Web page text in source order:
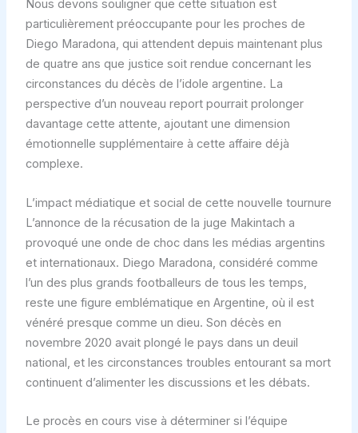
Nous devons souligner que cette situation est
particulièrement préoccupante pour les proches de
Diego Maradona, qui attendent depuis maintenant plus
de quatre ans que justice soit rendue concernant les
circonstances du décès de l’idole argentine. La
perspective d’un nouveau report pourrait prolonger
davantage cette attente, ajoutant une dimension
émotionnelle supplémentaire à cette affaire déjà
complexe.
L’impact médiatique et social de cette nouvelle tournure
L’annonce de la récusation de la juge Makintach a
provoqué une onde de choc dans les médias argentins
et internationaux. Diego Maradona, considéré comme
l’un des plus grands footballeurs de tous les temps,
reste une figure emblématique en Argentine, où il est
vénéré presque comme un dieu. Son décès en
novembre 2020 avait plongé le pays dans un deuil
national, et les circonstances troubles entourant sa mort
continuent d’alimenter les discussions et les débats.
Le procès en cours vise à déterminer si l’équipe